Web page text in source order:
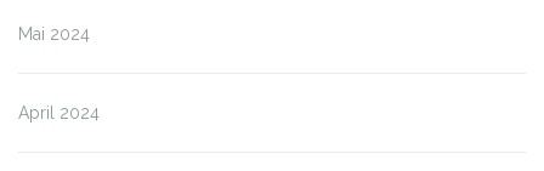
Mai 2024
April 2024